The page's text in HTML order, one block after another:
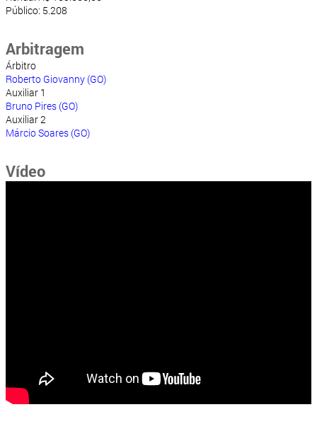
Público: 5.208
Arbitragem
Árbitro
Roberto Giovanny (GO)
Auxiliar 1
Bruno Pires (GO)
Auxiliar 2
Márcio Soares (GO)
Vídeo